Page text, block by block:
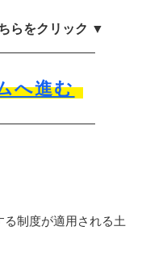
らをクリック ▼
へ進む
制度が適用される土